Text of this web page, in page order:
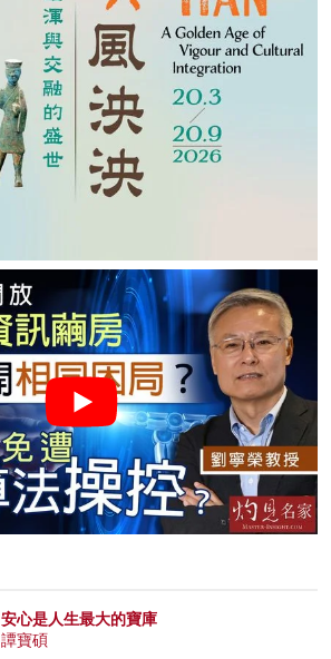
安心是人生最大的寶庫
譚寶碩